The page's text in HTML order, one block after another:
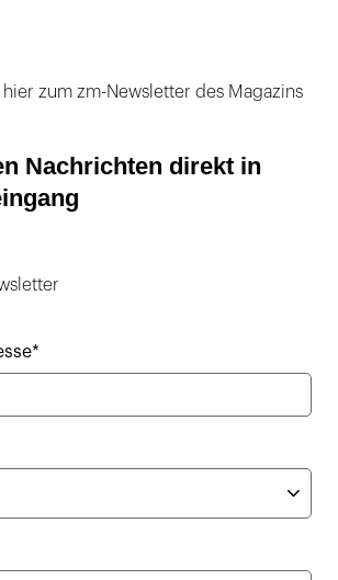
zum zm-Newsletter des Magazins
Nachrichten direkt in